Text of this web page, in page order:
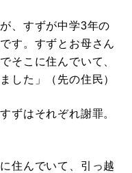
、すずが中学3年の
す。すずとお母さん
そこに住んでいて、
した」（先の住民）
ずはそれぞれ謝罪。
住んでいて、引っ越